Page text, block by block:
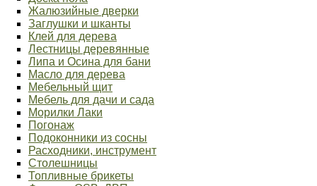
Жалюзийные дверки
Заглушки и шканты
Клей для дерева
Лестницы деревянные
Липа и Осина для бани
Масло для дерева
Мебельный щит
Мебель для дачи и сада
Морилки Лаки
Погонаж
Подоконники из сосны
Расходники, инструмент
Столешницы
Топливные брикеты